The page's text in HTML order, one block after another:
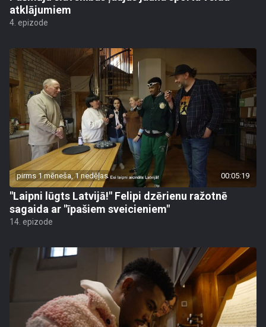
atklājumiem
4. epizode
pirms 1 mēneša, 1 nedēļas 00:05:19
"Laipni lūgts Latvijā!" Felipi dzērienu ražotnē
sagaida ar "īpašiem sveicieniem"
14. epizode